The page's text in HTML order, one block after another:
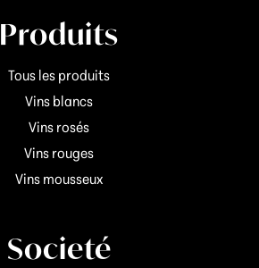
Produits
Tous les produits
Vins blancs
Vins rosés
Vins rouges
Vins mousseux
Societé